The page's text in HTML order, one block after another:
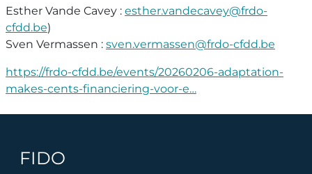
Esther Vande Cavey : esther.vandecavey@frdo-
cfdd.be)
Sven Vermassen : sven.vermassen@frdo-cfdd.be
https://frdo-cfdd.be/events/20260206-adaptation-
makes-cents-financiering-voor-e…
FIDO